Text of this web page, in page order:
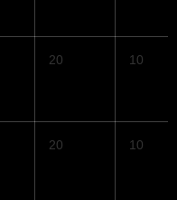
20 10
20 10